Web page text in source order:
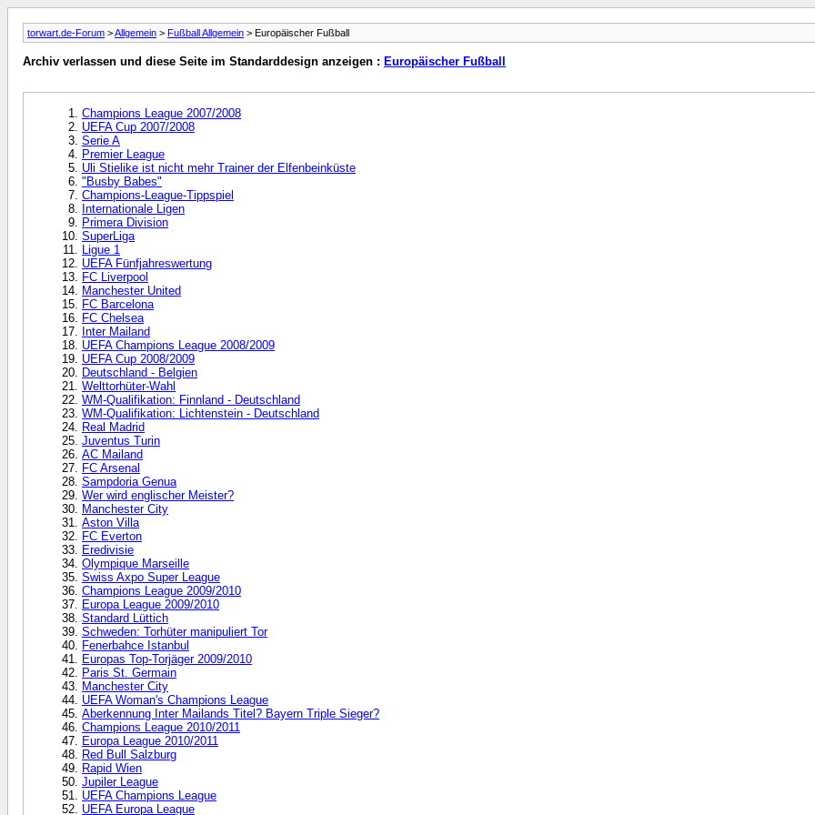
torwart.de-Forum >Allgemein > Fußball Allgemein > Europäischer Fußball
Archiv verlassen und diese Seite im Standarddesign anzeigen : Europäischer Fußball
Champions League 2007/2008
UEFA Cup 2007/2008
Serie A
Premier League
Uli Stielike ist nicht mehr Trainer der Elfenbeinküste
"Busby Babes"
Champions-League-Tippspiel
Internationale Ligen
Primera Division
SuperLiga
Ligue 1
UEFA Fünfjahreswertung
FC Liverpool
Manchester United
FC Barcelona
FC Chelsea
Inter Mailand
UEFA Champions League 2008/2009
UEFA Cup 2008/2009
Deutschland - Belgien
Welttorhüter-Wahl
WM-Qualifikation: Finnland - Deutschland
WM-Qualifikation: Lichtenstein - Deutschland
Real Madrid
Juventus Turin
AC Mailand
FC Arsenal
Sampdoria Genua
Wer wird englischer Meister?
Manchester City
Aston Villa
FC Everton
Eredivisie
Olympique Marseille
Swiss Axpo Super League
Champions League 2009/2010
Europa League 2009/2010
Standard Lüttich
Schweden: Torhüter manipuliert Tor
Fenerbahce Istanbul
Europas Top-Torjäger 2009/2010
Paris St. Germain
Manchester City
UEFA Woman's Champions League
Aberkennung Inter Mailands Titel? Bayern Triple Sieger?
Champions League 2010/2011
Europa League 2010/2011
Red Bull Salzburg
Rapid Wien
Jupiler League
UEFA Champions League
UEFA Europa League